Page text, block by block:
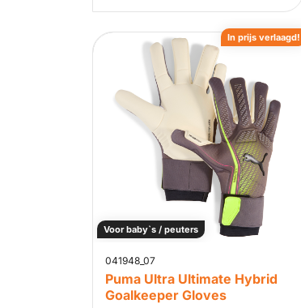
Voor baby`s / peuters
041948_07
Puma Ultra Ultimate Hybrid
Goalkeeper Gloves
In prijs verlaagd!